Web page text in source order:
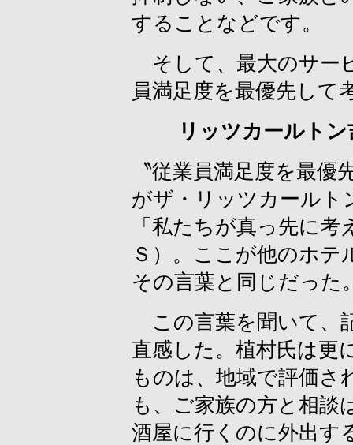
することなどです。
そして、最大のサー
員満足度を最優先して
リッツカールト
〝従業員満足度を最
がザ・リッツカールト
「私たちが真っ先に
Ｓ）。ここが他のホ
その言葉と同じだった
この言葉を聞いて、
直感した。植村氏は更
ものは、地域で評価さ
も、ご家族の方と相談
酒屋に行くのに外出す